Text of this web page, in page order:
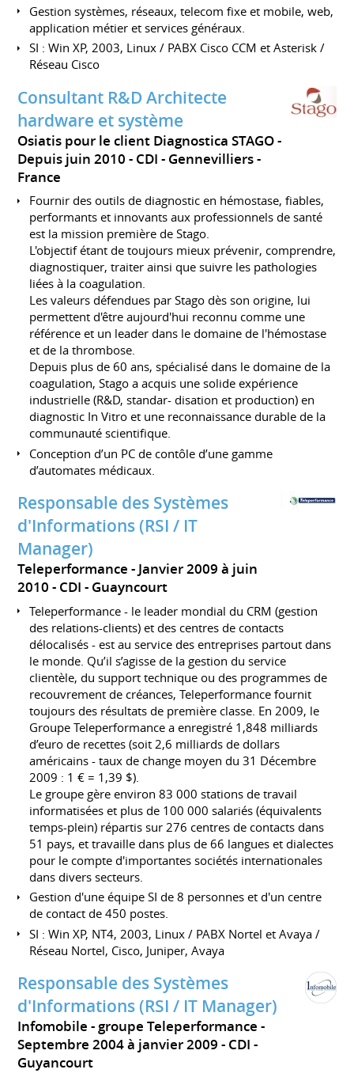
Gestion systèmes, réseaux, telecom fixe et mobile, web,
application métier et services généraux.
SI : Win XP, 2003, Linux / PABX Cisco CCM et Asterisk /
Réseau Cisco
Consultant R&D Architecte
hardware et système
Osiatis pour le client Diagnostica STAGO
Depuis juin 2010 CDI
Gennevilliers
France
Fournir des outils de diagnostic en hémostase, fiables,
performants et innovants aux professionnels de santé
est la mission première de Stago.
L'objectif étant de toujours mieux prévenir, comprendre,
diagnostiquer, traiter ainsi que suivre les pathologies
liées à la coagulation.
Les valeurs défendues par Stago dès son origine, lui
permettent d'être aujourd'hui reconnu comme une
référence et un leader dans le domaine de l'hémostase
et de la thrombose.
Depuis plus de 60 ans, spécialisé dans le domaine de la
coagulation, Stago a acquis une solide expérience
industrielle (R&D, standar- disation et production) en
diagnostic In Vitro et une reconnaissance durable de la
communauté scientifique.
Conception d’un PC de contôle d’une gamme
d’automates médicaux.
Responsable des Systèmes
d'Informations (RSI / IT
Manager)
Teleperformance
Janvier 2009 à juin
2010 CDI Guayncourt
Teleperformance - le leader mondial du CRM (gestion
des relations-clients) et des centres de contacts
délocalisés - est au service des entreprises partout dans
le monde. Qu’il s’agisse de la gestion du service
clientèle, du support technique ou des programmes de
recouvrement de créances, Teleperformance fournit
toujours des résultats de première classe. En 2009, le
Groupe Teleperformance a enregistré 1,848 milliards
d’euro de recettes (soit 2,6 milliards de dollars
américains - taux de change moyen du 31 Décembre
2009 : 1 € = 1,39 $).
Le groupe gère environ 83 000 stations de travail
informatisées et plus de 100 000 salariés (équivalents
temps-plein) répartis sur 276 centres de contacts dans
51 pays, et travaille dans plus de 66 langues et dialectes
pour le compte d'importantes sociétés internationales
dans divers secteurs.
Gestion d'une équipe SI de 8 personnes et d'un centre
de contact de 450 postes.
SI : Win XP, NT4, 2003, Linux / PABX Nortel et Avaya /
Réseau Nortel, Cisco, Juniper, Avaya
Responsable des Systèmes
d'Informations (RSI / IT Manager)
Infomobile - groupe Teleperformance
Septembre 2004 à janvier 2009 CDI
Guyancourt